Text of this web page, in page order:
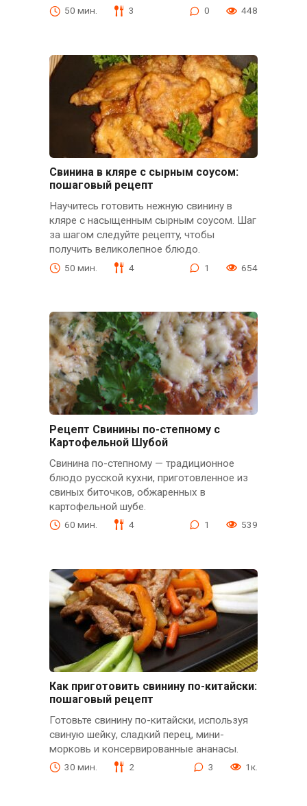
50 мин. 3 0 448
Свинина в кляре с сырным соусом:
пошаговый рецепт
Научитесь готовить нежную свинину в
кляре с насыщенным сырным соусом. Шаг
за шагом следуйте рецептy, чтобы
получить великолепное блюдо.
50 мин. 4 1 654
Рецепт Свинины по-степному с
Картофельной Шубой
Свинина по-степному — традиционное
блюдо русской кухни, приготовленное из
свиных биточков, обжаренных в
картофельной шубе.
60 мин. 4 1 539
Как приготовить свинину по-китайски:
пошаговый рецепт
Готовьте свинину по-китайски, используя
свиную шейку, сладкий перец, мини-
морковь и консервированные ананасы.
30 мин. 2 3 1к.